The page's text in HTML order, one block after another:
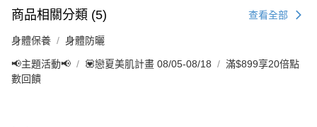
商品相關分類 (5) 查看全部
身體保養 身體防曬
📢主題活動📢 💟戀夏美肌計畫 08/05-08/18
滿$899享20倍點
數回饋